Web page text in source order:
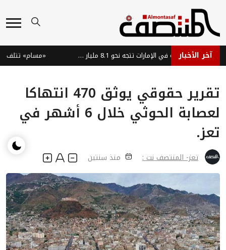
آخر الأخبار سوق السيارات الفاخرة في الإمارات تتجه نحو 8.1 مليار دولار بحلول 2035 «مسام» تتلف 1861 لغماً وذخيرة في ميدي اليمنية
تقرير حقوقي يوثق 470 انتهاكا
لعصابة الحوثي خلال 6 أشهر في
تعز.
تعز- المنتصف نت : منذ سنتين